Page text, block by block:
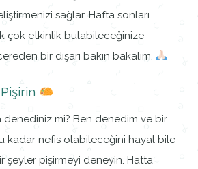
sağlar. Hafta sonları
çok etkinlik bulabileceğinize
bir dışarı bakın bakalım.
mi? Ben denedim ve bir
kadar nefis olabileceğini hayal bile
şeyler pişirmeyi deneyin. Hatta